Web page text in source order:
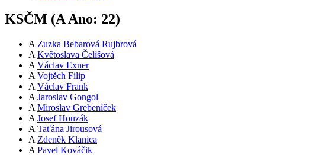
KSČM (A Ano: 22)
A Zuzka Bebarová Rujbrová
A Květoslava Čelišová
A Václav Exner
A Vojtěch Filip
A Václav Frank
A Jaroslav Gongol
A Miroslav Grebeníček
A Josef Houzák
A Taťána Jirousová
A Zdeněk Klanica
A Pavel Kováčik